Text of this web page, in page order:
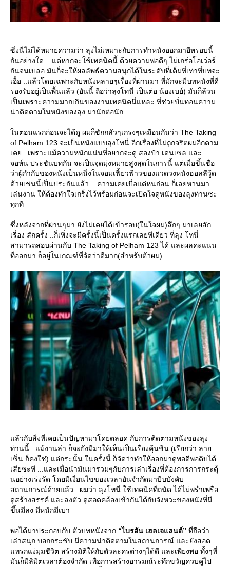
ซึ่งนี่ไม่ได้หมายความว่า ลุงไม่เหมาะกับการทำหนังออกมาอีหรอบนี้
กันอย่างใด ...แต่หากจะใช้เทคนิคนี้ ด้วยความพอดีๆ ไม่เกร่อโอเว่อร์
กันจนเบลอ มันก็จะให้ผลลัพธ์ความสนุกได้ในระดับที่เต็มที่เท่าที่บทจะ
เอื้อ ..แล้วโดยเฉพาะกับหนังหลายๆเรื่องที่ผ่านมา ที่มักจะมีบทหนังที่ดี
รองรับอยู่เป็นพื้นแล้ว (อันนี้ ถือว่าลุงโทนี่ เป็นต่อ น้องเบย์) มันก็ล้วน
เป็นเพราะความมากเกินของงานเทคนิคนี่แหละ ที่ช่วยบั่นทอนความ
น่าติดตามในหนังของลุง มานักต่อนัก
นตอนแรกก่อนจะได้ดู ผมก็ชักกลัวๆเกรงๆเหมือนกันว่า The Taking
of Pelham 123 จะเป็นหนังแบบลุงโทนี่ อีกเรื่องที่ไม่ถูกจริตผมอีกตาม
เคย ..เพราะแม้ความหนักแน่นที่อยากจะดู สองป๋า เดนเซล และ
จอห์น ประชันบทกัน จะเป็นจุดมุ่งหมายสูงสุดในการนี้ แต่เมื่อขึ้นชื่อ
ว่าผู้กำกับของหนังเป็นหนึ่งในจอมเฟี้ยวฟ้าวของแวดวงหนังฮอลลีวู้ด
ด้วยเช่นนี้เป็นประกันแล้ว ...ความเคยเบื่อแต่หนก่อน ก็เลยหวนมา
เล่นงาน ให้ต้องทำใจเกร็งไว้พร้อมก่อนจะเปิดใจดูหนังของลุงท่านซะ
ทุกที
ซึ่งหลังจากที่ผ่านๆมา ยังไม่เคยได้เข้ารอบ(ในใจผม)ลึกๆ มาเลยสัก
เรื่อง สักครั้ง ..ก็เพิ่งจะมีครั้งนี้เป็นครั้งแรกเลยทีเดียว ที่ลุง โทนี่
สามารถสอบผ่านกับ The Taking of Pelham 123 ได้ และผลคะแนน
ที่ออกมา ก็อยู่ในเกณฑ์ที่จัดว่าดีมาก(สำหรับตัวผม)
ล้วกับสิ่งที่เคยเป็นปัญหามาโดยตลอด กับการติดตามหนังของลุง
ท่านนี้ ..แม้งานล่า ก็จะยังมีมาให้เห็นเป็นเรื่องคุ้นชิน (เรียกว่า ลา
เซ็น ก็คงใช่) แต่กระนั้น ในครั้งนี้ ก็จัดว่าทำให้ออกมาดูพอดีพอดิบได้
เสียซะที ...และเมื่อนำมันมารวมๆกับการเล่าเรื่องที่ต้องการการกระตุ้
นอย่างเร่งรัด โดยมีเงื่อนไขของเวลาอันจำกัดมาบีบบังคับ
สถานการณ์ด้วยแล้ว ..ผมว่า ลุงโทนี่ ใช้เทคนิคที่ถนัด ได้ไม่พร่ำเพรื่อ
ดูสร้างสรรค์ และลงตัว ดูสอดคล้องเข้ากันได้กับจังหวะของหนังที่มี
ขึ้นมีลง มีหนักมีเบา
พอได้มาประกอบกับ ตัวบทหนังจาก “ไบรอัน เฮลเจแลนด์” ที่ถือว่า
เล่าสนุก บอกกระชับ มีความน่าติดตามในสถานการณ์ และยังสอด
ทรกแง่มุมชีวิต สร้างมิติให้กับตัวละครต่างๆได้ดี และเพียงพอ ทั้งๆที่
มันก็มีลิมิตเวลาต้องจำกัด เพื่อการสร้างอารมณ์ระทึกขวัญควบคู่ไป